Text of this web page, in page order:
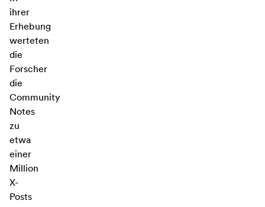
ihrer
Erhebung
werteten
die
Forscher
die
Community
Notes
zu
etwa
einer
Million
X-
Posts